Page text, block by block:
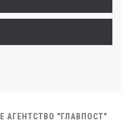
АГЕНТСТВО "ГЛАВПОСТ"